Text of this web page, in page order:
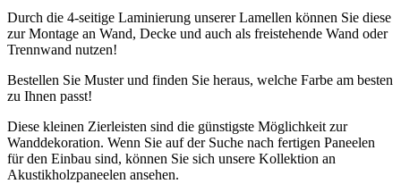
Durch die 4-seitige Laminierung unserer Lamellen können Sie diese
zur Montage an Wand, Decke und auch als freistehende Wand oder
Trennwand nutzen!
Bestellen Sie Muster und finden Sie heraus, welche Farbe am besten
zu Ihnen passt!
Diese kleinen Zierleisten sind die günstigste Möglichkeit zur
Wanddekoration. Wenn Sie auf der Suche nach fertigen Paneelen
für den Einbau sind, können Sie sich unsere Kollektion an
Akustikholzpaneelen ansehen.